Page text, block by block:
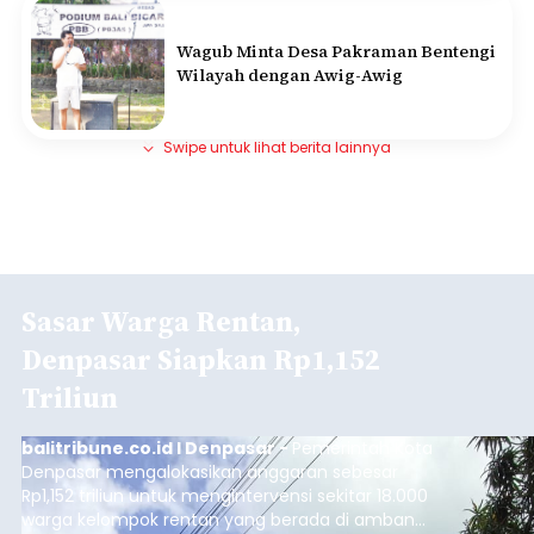
Wagub Minta Desa Pakraman Bentengi
Wilayah dengan Awig-Awig
Swipe untuk lihat berita lainnya
Sasar Warga Rentan,
Denpasar Siapkan Rp1,152
Triliun
balitribune.co.id I Denpasar -Pemerintah Kota
Denpasar mengalokasikan anggaran sebesar
Rp1,152 triliun untuk mengintervensi sekitar 18.000
warga kelompok rentan yang berada di ambang